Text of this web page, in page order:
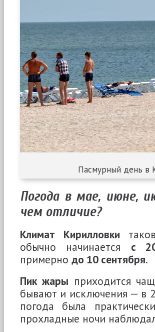
Пасмурный день в
Погода в мае, июне,
чем отличие?
Климат Кирилловки
обычно начинается с
примерно до 10 сентября.
Пик жары приходится
бывают и исключения — в
погода была
прохладные ночи